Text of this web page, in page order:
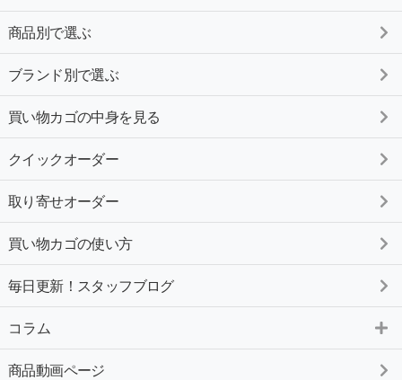
商品別で選ぶ
ブランド別で選ぶ
買い物カゴの中身を見る
クイックオーダー
取り寄せオーダー
買い物カゴの使い方
毎日更新！スタッフブログ
コラム
商品動画ページ